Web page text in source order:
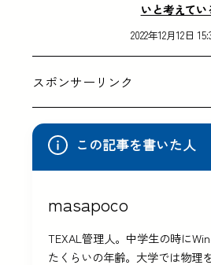
いと考えてい
2022年12月12日
スポンサーリンク
この記事を書いた人
masapoco
TEXAL管理人。中学生の時に
たくらいの年齢。大学では物理